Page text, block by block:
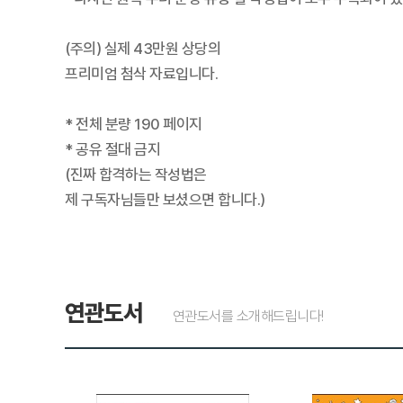
(주의) 실제 43만원 상당의
프리미엄 첨삭 자료입니다.
* 전체 분량 190 페이지
* 공유 절대 금지
(진짜 합격하는 작성법은
제 구독자님들만 보셨으면 합니다.)
연관도서 연관도서를 소개해드립니다!